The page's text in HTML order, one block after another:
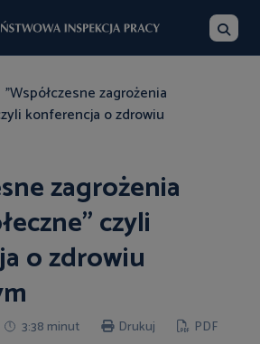
"Współczesne zagrożenia
konferencja o zdrowiu
zagrożenia
czyli
o zdrowiu
3:38 minut Drukuj PDF
Szukaj